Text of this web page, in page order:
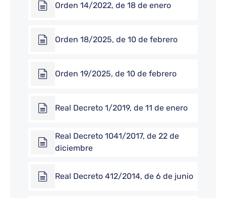
Orden 14/2022, de 18 de enero
Orden 18/2025, de 10 de febrero
Orden 19/2025, de 10 de febrero
Real Decreto 1/2019, de 11 de enero
Real Decreto 1041/2017, de 22 de
diciembre
Real Decreto 412/2014, de 6 de junio